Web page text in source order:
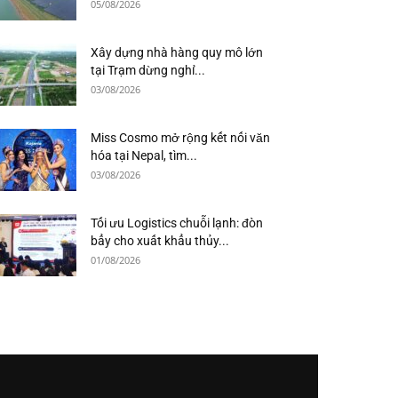
05/08/2026
Xây dựng nhà hàng quy mô lớn
tại Trạm dừng nghỉ...
03/08/2026
Miss Cosmo mở rộng kết nối văn
hóa tại Nepal, tìm...
03/08/2026
Tối ưu Logistics chuỗi lạnh: đòn
bẩy cho xuất khẩu thủy...
01/08/2026